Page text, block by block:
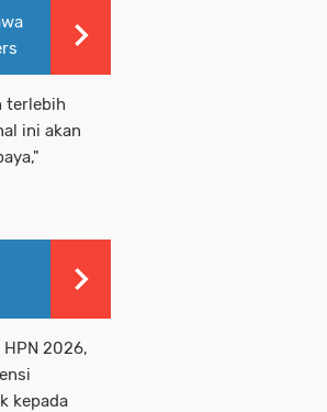
terlebih
ini akan
2026,
kepada